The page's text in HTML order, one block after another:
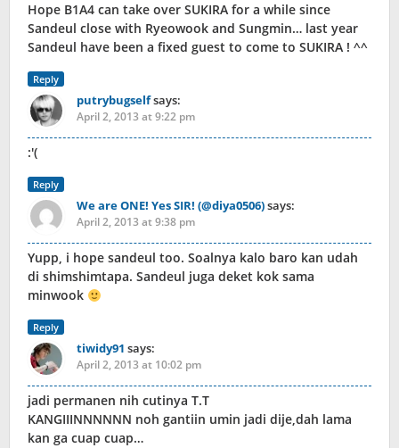
Hope B1A4 can take over SUKIRA for a while since
Sandeul close with Ryeowook and Sungmin… last year
Sandeul have been a fixed guest to come to SUKIRA ! ^^
Reply
putrybugselfsays:
April 2, 2013 at 9:22 pm
:'(
Reply
We are ONE! Yes SIR! (@diya0506)says:
April 2, 2013 at 9:38 pm
Yupp, i hope sandeul too. Soalnya kalo baro kan udah
di shimshimtapa. Sandeul juga deket kok sama
minwook
Reply
tiwidy91 says:
April 2, 2013 at 10:02 pm
jadi permanen nih cutinya T.T
KANGIIINNNNNN noh gantiin umin jadi dije,dah lama
kan ga cuap cuap…